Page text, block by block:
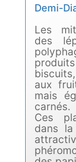
Demi-
Les
des
aux
mais
carnés.
Ces
dans